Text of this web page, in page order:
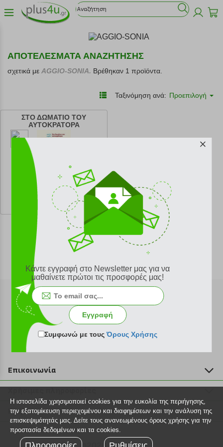
ΑΠΟΤΕΛΕΣΜΑΤΑ ΑΝΑΖΗΤΗΣΗΣ
σχετικά με AGGIO-SONIA. Βρέθηκαν 1 προϊόντα.
Ταξινόμηση ανά: Προεπιλογή
ΣΤΟ ΔΩΜΑΤΙΟ ΤΟΥ
ΑΥΤΟΚΡΑΤΟΡΑ
κωδ. 108219462
15.26 €
Ελάχιστη 30 ημερών 16.96 €
Προτεινόμενη λιανική 16.96 €
Εγγραφή στο newsletter
Επικοινωνία
211 2000 700
info@plus4u.gr
Η εταιρία
Σημεία παραλαβής
Ευκαιρίες καριέρας
Βοήθεια
Εξέλιξη παραγγελίας
Τρόποι παραγγελίας
Κάντε εγγραφή στο Newsletter μας για να
μαθαίνετε πρώτοι τις προσφορές μας!
Εγγραφή
Συμφωνώ με τουςΌρους Χρήσης
Η ιστοσελίδα χρησιμοποιεί cookies για την ευκολία της περιήγησης,
την εξατομίκευση περιεχομένου και διαφημίσεων και την ανάλυση της
επισκεψιμότητάς μας. Δείτε τους ανανεωμένους όρους χρήσης για την
προστασία δεδομένων και τα cookies.